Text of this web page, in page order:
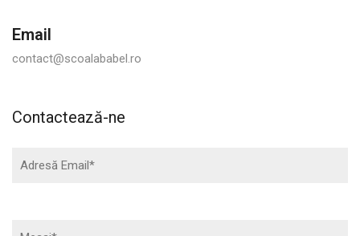
Email
contact@scoalababel.ro
Contactează-ne